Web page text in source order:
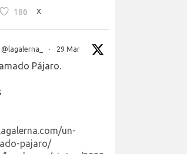
186 X
@lagalerna_ · 29 Mar
Pájaro.
un-
pajaro/